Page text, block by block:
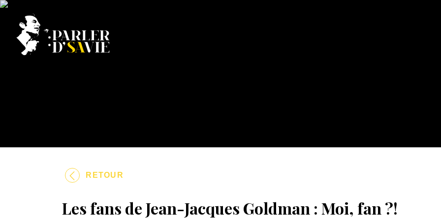
RETOUR
Les fans de Jean-Jacques Goldman : Moi, fan ?!